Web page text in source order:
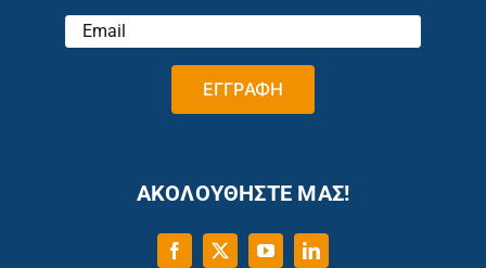
ΑΚΟΛΟΥΘΗΣΤΕ ΜΑΣ!